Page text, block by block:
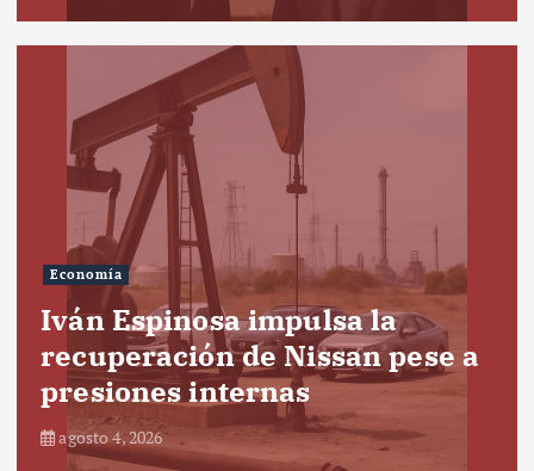
Economía
Iván Espinosa impulsa la
recuperación de Nissan pese a
presiones internas
agosto 4, 2026